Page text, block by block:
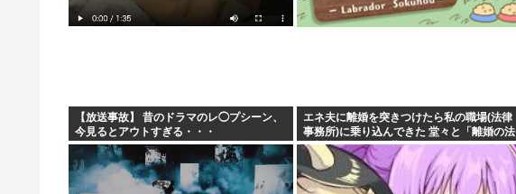
【放送事故】 昔のドラマのレ◯プシーン、
今見るとアウトすぎる・・・
エネ夫に離婚を突きつけたら私の職場(法律
事務所)に乗り込んできた 堂々と「離婚の法
律相談です。母の薦めでこちらに参りまし
た」と言っているが、...